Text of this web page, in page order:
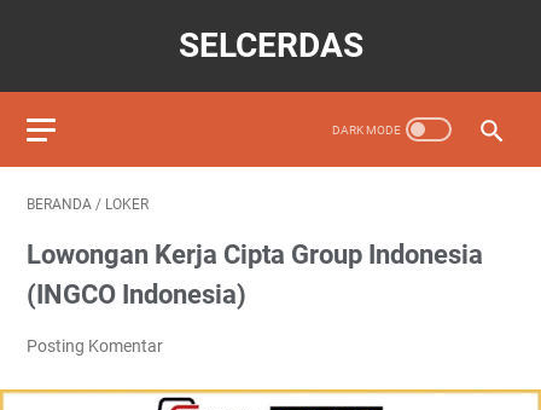
SELCERDAS
BERANDA / LOKER
Lowongan Kerja Cipta Group Indonesia
(INGCO Indonesia)
Posting Komentar